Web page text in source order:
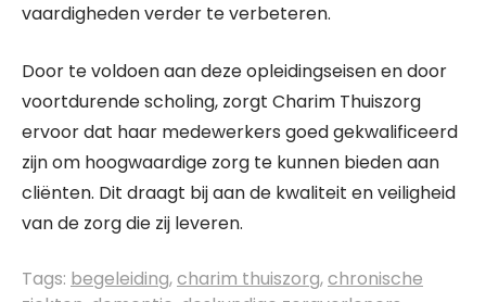
vaardigheden verder te verbeteren.
Door te voldoen aan deze opleidingseisen en door
voortdurende scholing, zorgt Charim Thuiszorg
ervoor dat haar medewerkers goed gekwalificeerd
zijn om hoogwaardige zorg te kunnen bieden aan
cliënten. Dit draagt bij aan de kwaliteit en veiligheid
van de zorg die zij leveren.
Tags: begeleiding,charim thuiszorg,chronische